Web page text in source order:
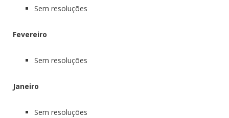
Sem resoluções
Fevereiro
Sem resoluções
Janeiro
Sem resoluções